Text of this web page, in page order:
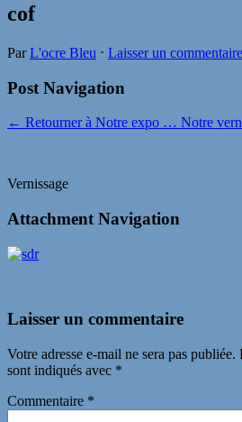
cof
ParL'ocre Bleu ⋅ Laisser un commentaire
Post Navigation
← Retourner à Notre expo … Notre
Vernissage
Attachment Navigation
Laisser un commentaire
Votre adresse e-mail ne sera pas publiée.
sont indiqués avec *
Commentaire *